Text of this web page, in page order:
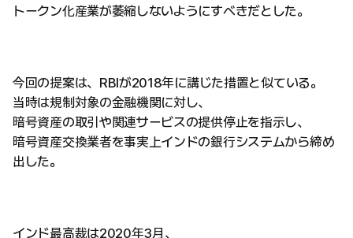
トークン化産業が萎縮しないようにすべきだとした。
今回の提案は、RBIが2018年に講じた措置と似ている。
当時は規制対象の金融機関に対し、
暗号資産の取引や関連サービスの提供停止を指示し、
暗号資産交換業者を事実上インドの銀行システムから締め
出した。
インド最高裁は2020年3月、